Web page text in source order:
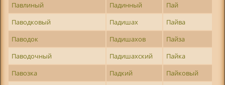
Павлиный
Падинный
Пай
Паводковый
Падишах
Пайва
Паводок
Падишахов
Пайза
Паводочный
Падишахский
Пайка
Павозка
Падкий
Пайковый